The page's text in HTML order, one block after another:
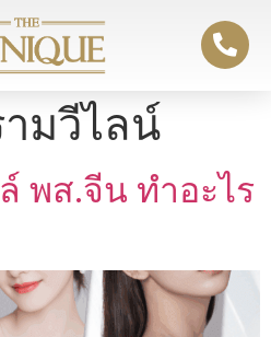
มวีไลน์
พส.จีน ทำอะไร